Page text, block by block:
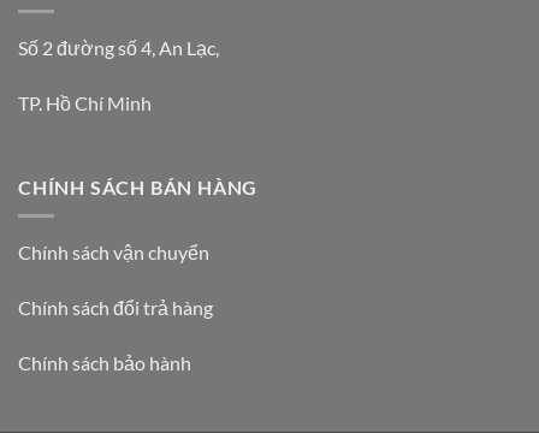
Số 2 đường số 4, An Lạc,
TP. Hồ Chí Minh
CHÍNH SÁCH BÁN HÀNG
Chính sách vận chuyển
Chính sách đổi trả hàng
Chính sách bảo hành